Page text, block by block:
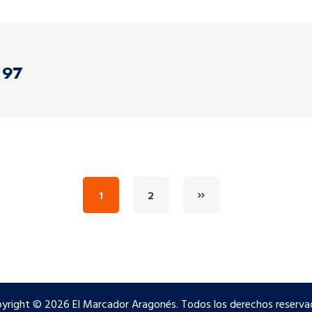
1 2
© 2026 El Marcador Aragonés. Todos los derechos